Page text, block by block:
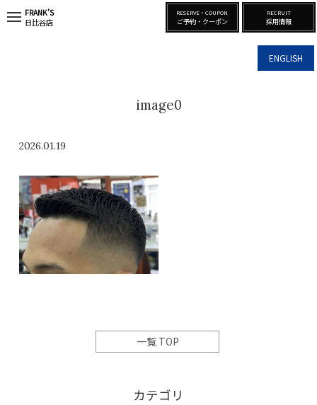
ENGLISH
FRANK’S
日比谷店
RESERVE・COUPON
ご予約・クーポン
RECRUIT
採用情報
image0
2026.01.19
一覧 TOP
カテゴリ
t